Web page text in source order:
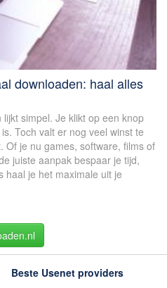
downloaden: haal alles
simpel. Je klikt op een knop
Toch valt er nog veel winst te
Of je nu games, software, films of
juiste aanpak bespaar je tijd,
haal je het maximale uit je
Beste Usenet providers